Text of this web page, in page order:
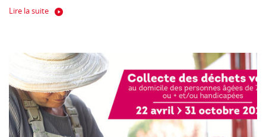
Lire la suite